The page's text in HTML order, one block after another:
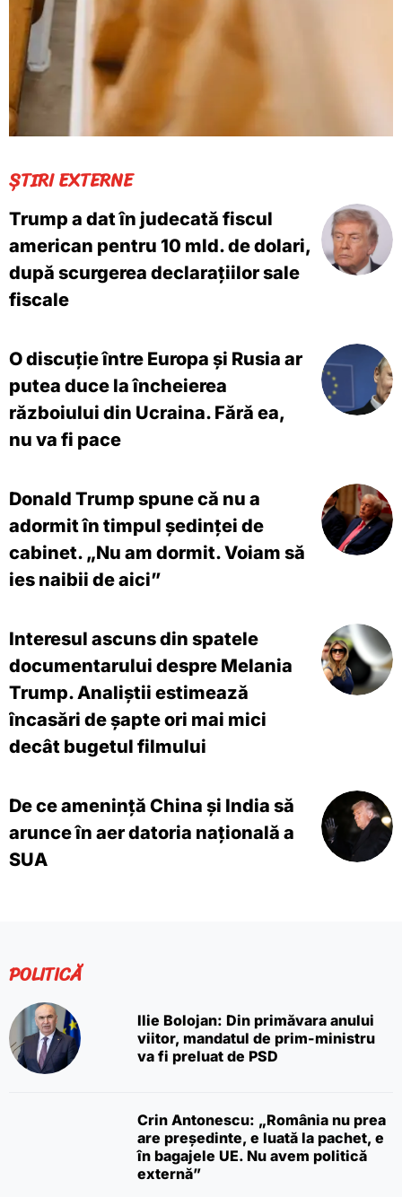
ȘTIRI EXTERNE
Trump a dat în judecată fiscul
american pentru 10 mld. de dolari,
după scurgerea declarațiilor sale
fiscale
O discuție între Europa și Rusia ar
putea duce la încheierea
războiului din Ucraina. Fără ea,
nu va fi pace
Donald Trump spune că nu a
adormit în timpul ședinței de
cabinet. „Nu am dormit. Voiam să
ies naibii de aici”
Interesul ascuns din spatele
documentarului despre Melania
Trump. Analiștii estimează
încasări de șapte ori mai mici
decât bugetul filmului
De ce amenință China și India să
arunce în aer datoria națională a
SUA
POLITICĂ
Ilie Bolojan: Din primăvara anului
viitor, mandatul de prim-ministru
va fi preluat de PSD
Crin Antonescu: „România nu prea
are președinte, e luată la pachet, e
în bagajele UE. Nu avem politică
externă”